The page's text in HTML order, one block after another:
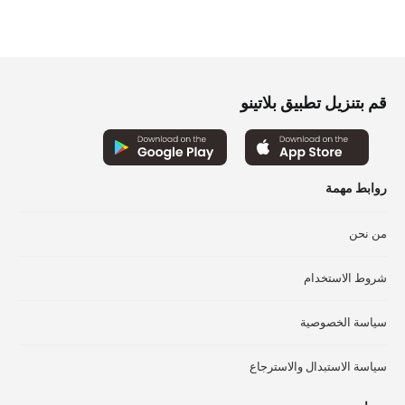
الخيارات
على
قم بتنزيل تطبيق بلاتينو
روابط مهمة
من نحن
شروط الاستخدام
سياسة الخصوصية
سياسة الاستبدال والاسترجاع